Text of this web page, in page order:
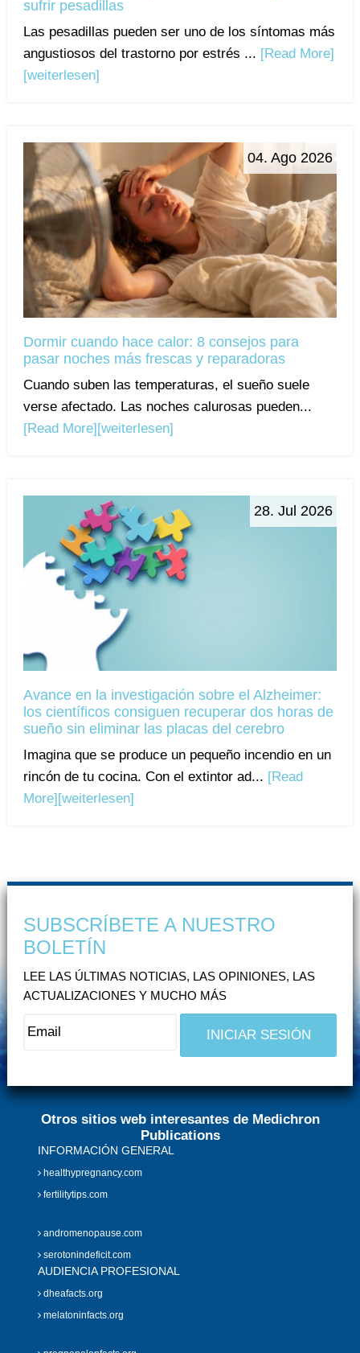
sufrir pesadillas
Las pesadillas pueden ser uno de los síntomas más
angustiosos del trastorno por estrés ... [Read More]
[weiterlesen]
04. Ago 2026
Dormir cuando hace calor: 8 consejos para
pasar noches más frescas y reparadoras
Cuando suben las temperaturas, el sueño suele
verse afectado. Las noches calurosas pueden...
[Read More] [weiterlesen]
28. Jul 2026
Avance en la investigación sobre el Alzheimer:
los científicos consiguen recuperar dos horas de
sueño sin eliminar las placas del cerebro
Imagina que se produce un pequeño incendio en un
rincón de tu cocina. Con el extintor ad... [Read
More] [weiterlesen]
SUBSCRÍBETE A NUESTRO
BOLETÍN
LEE LAS ÚLTIMAS NOTICIAS, LAS OPINIONES, LAS
ACTUALIZACIONES Y MUCHO MÁS
Otros sitios web interesantes de Medichron
Publications
INFORMACIÓN GENERAL
healthypregnancy.com
fertilitytips.com
andromenopause.com
serotonindeficit.com
AUDIENCIA PROFESIONAL
dheafacts.org
melatoninfacts.org